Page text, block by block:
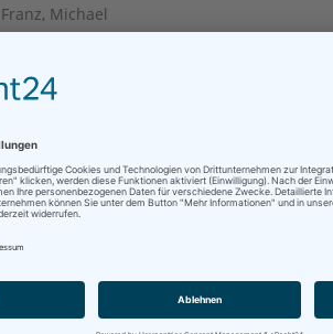
Franz, Michael
Dietz, Astrid
Völzke, Torsten
Umwelt
Westermann, Jens